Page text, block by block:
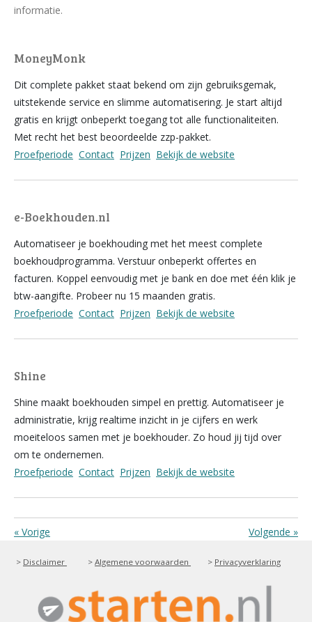
informatie.
MoneyMonk
Dit complete pakket staat bekend om zijn gebruiksgemak,
uitstekende service en slimme automatisering. Je start altijd
gratis en krijgt onbeperkt toegang tot alle functionaliteiten.
Met recht het best beoordeelde zzp-pakket.
Proefperiode Contact Prijzen Bekijk de website
e-Boekhouden.nl
Automatiseer je boekhouding met het meest complete
boekhoudprogramma. Verstuur onbeperkt offertes en
facturen. Koppel eenvoudig met je bank en doe met één klik je
btw-aangifte. Probeer nu 15 maanden gratis.
Proefperiode Contact Prijzen Bekijk de website
Shine
Shine maakt boekhouden simpel en prettig. Automatiseer je
administratie, krijg realtime inzicht in je cijfers en werk
moeiteloos samen met je boekhouder. Zo houd jij tijd over
om te ondernemen.
Proefperiode Contact Prijzen Bekijk de website
« Vorige Volgende »
> Disclaimer > Algemene voorwaarden > Privacyverklaring